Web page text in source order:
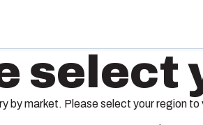
bietet als erstklassiger
select
by market. Please select your region